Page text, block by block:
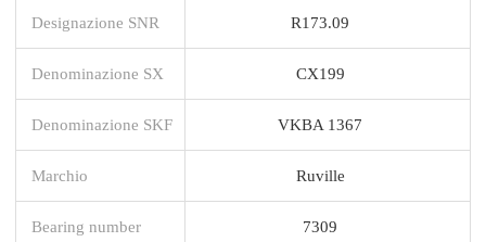
Designazione SNR R173.09
Denominazione SX CX199
Denominazione SKF VKBA 1367
Marchio Ruville
Bearing number 7309